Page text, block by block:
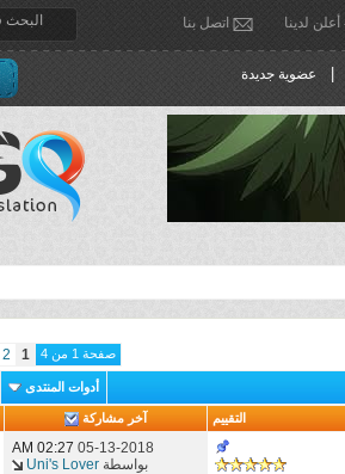
اتصل بنا
عضوية جديدة
صفحة 1 من 4 1
2
أدوات المنتدى
التقييم آخر مشاركة
05-13-2018
02:27 AM
بواسطة Uni's Lover